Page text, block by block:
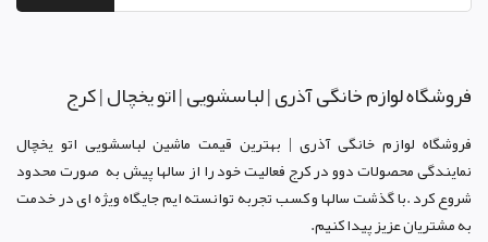
فروشگاه لوازم خانگی آذری | لباسشویی | اتو یخچال | کرج
فروشگاه لوازم خانگی آذری | بهترین قیمت ماشین لباسشویی اتو یخچال
نمایندگی محصولات دوو در کرجفعالیت خود را از سالها پیش به صورت محدود
شروع کرد .با گذشت سالها و کسب تجربه توانسته ایم جایگاه ویژه ای در خدمت
به مشتریان عزیز پیدا کنیم.